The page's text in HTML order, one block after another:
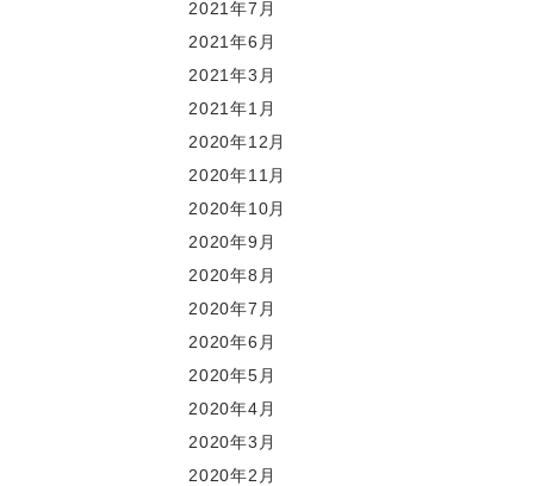
2021年7月
2021年6月
2021年3月
2021年1月
2020年12月
2020年11月
2020年10月
2020年9月
2020年8月
2020年7月
2020年6月
2020年5月
2020年4月
2020年3月
2020年2月